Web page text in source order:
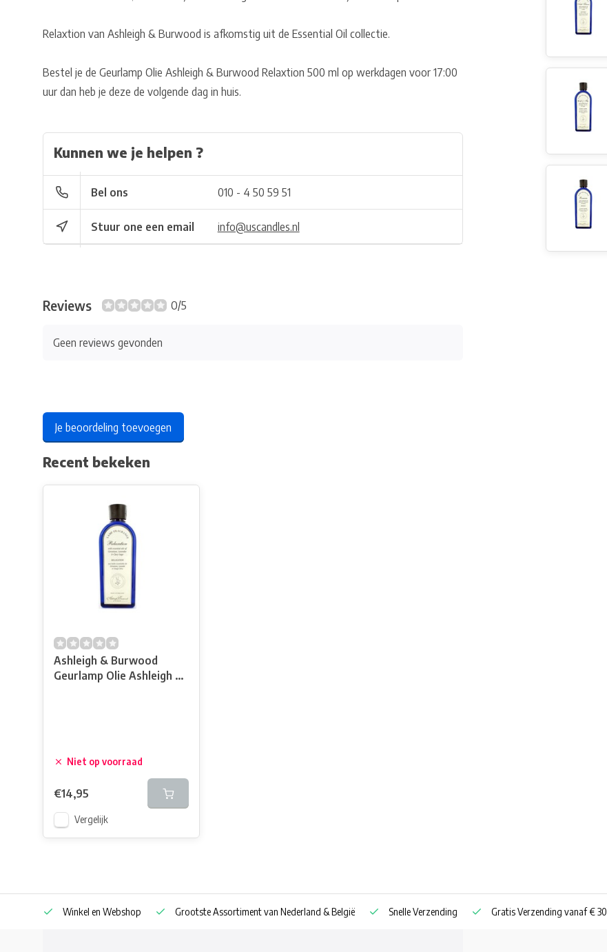
Relaxtion van Ashleigh & Burwood is afkomstig uit de Essential Oil collectie.
Bestel je de Geurlamp Olie Ashleigh & Burwood Relaxtion 500 ml op werkdagen voor 17:00
uur dan heb je deze de volgende dag in huis.
Kunnen we je helpen ?
Bel ons 010 - 4 50 59 51
Stuur one een email info@uscandles.nl
Reviews 0/5
Geen reviews gevonden
Je beoordeling toevoegen
Recent bekeken
Ashleigh & Burwood
Geurlamp Olie Ashleigh &
Niet op voorraad
€14,95
Vergelijk
Winkel en Webshop Grootste Assortiment van Nederland & België Snelle Verzending Gratis Verzending vanaf € 30